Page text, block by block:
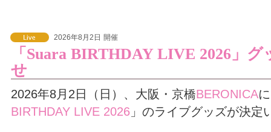
2026年8月2日 開催
「Suara BIRTHDAY LIVE 2026」
せ
2026年8月2日（日）、大阪・京橋BERONICA
BIRTHDAY LIVE 2026 」のライブグッズが決定